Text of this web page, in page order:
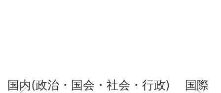
国内(政治・国会・社会・行政) 国際